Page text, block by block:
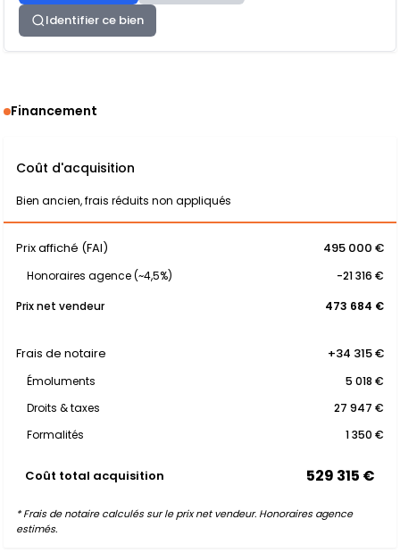
Identifier ce bien
Financement
Coût d'acquisition
Bien ancien, frais réduits non appliqués
Prix affiché (FAI) 495 000 €
Honoraires agence (~4,5%)
-21 316 €
Prix net vendeur
473 684 €
Frais de notaire +34 315 €
Émoluments
5 018 €
Droits & taxes
27 947 €
Formalités
1 350 €
Coût total acquisition 529 315 €
* Frais de notaire calculés sur le prix net vendeur. Honoraires agence
estimés.